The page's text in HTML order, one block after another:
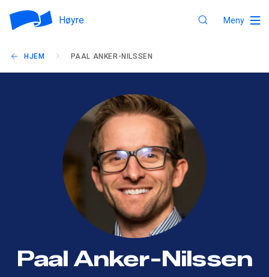
Høyre Meny
HJEM PAAL ANKER-NILSSEN
Paal Anker-Nilssen